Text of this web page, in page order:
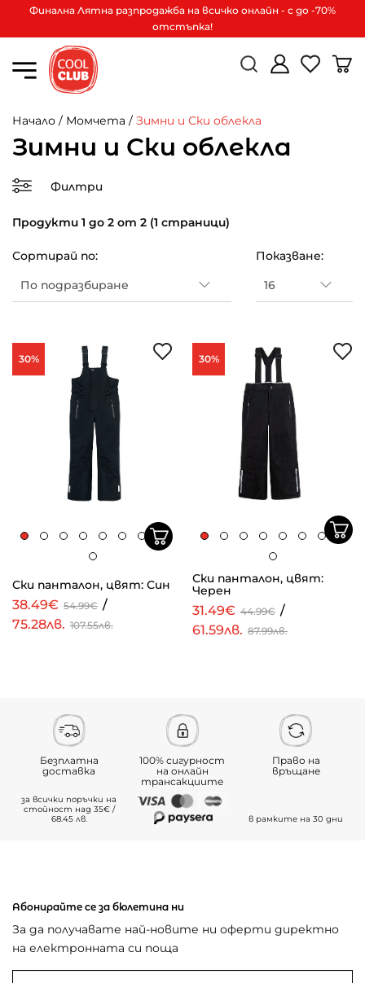
Финална Лятна разпродажба на всичко онлайн - с до -70%
отстъпка!
Начало / Момчета / Зимни и Ски облекла
Зимни и Ски облекла
Филтри
Продукти 1 до 2 от 2 (1 страници)
Сортирай по: Показване:
30%
Ски панталон, цвят: Син
38.49€ 54.99€ /
75.28лв. 107.55лв.
30%
Ски панталон, цвят:
Черен
31.49€ 44.99€ /
61.59лв. 87.99лв.
Безплатна
доставка
за всички поръчки на
стойност над 35€ /
68.45 лв.
100% сигурност
на онлайн
трансакциите
Право на
връщане
в рамките на 30 дни
Абонирайте се за бюлетина ни
За да получавате най-новите ни оферти директно
на електронната си поща